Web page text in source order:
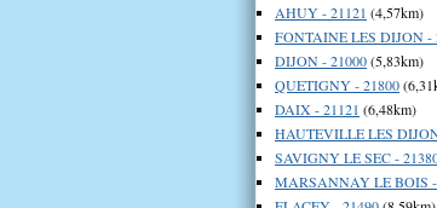
AHUY - 21121 (4,57km)
FONTAINE LES DIJON -
DIJON - 21000(5,83km)
QUETIGNY - 21800
DAIX - 21121 (6,48km)
HAUTEVILLE LES
SAVIGNY LE SEC -
MARSANNAY LE BOIS